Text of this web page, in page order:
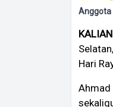
Anggota
Hari
Ahmad